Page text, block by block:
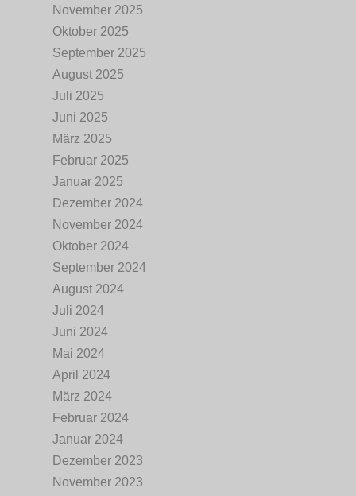
November 2025
Oktober 2025
September 2025
August 2025
Juli 2025
Juni 2025
März 2025
Februar 2025
Januar 2025
Dezember 2024
November 2024
Oktober 2024
September 2024
August 2024
Juli 2024
Juni 2024
Mai 2024
April 2024
März 2024
Februar 2024
Januar 2024
Dezember 2023
November 2023